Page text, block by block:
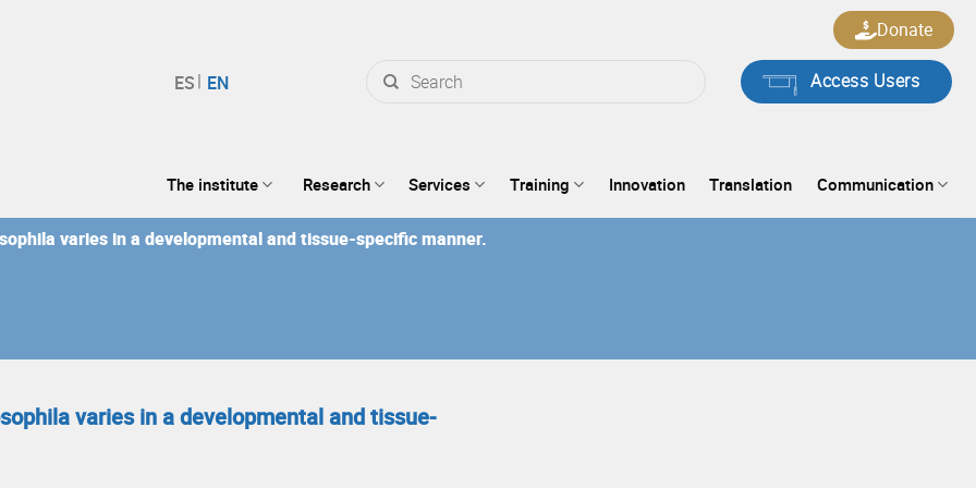
for:
Access Users
Donate
The institute Research Services Training Innovation Translation Communication
varies in a developmental and tissue-specific manner.
varies in a developmental and tissue-